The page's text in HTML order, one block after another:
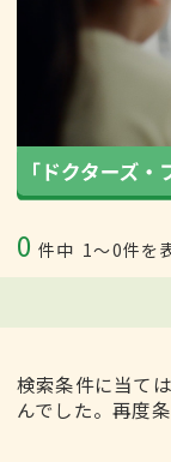
0 件中 1〜0件を
検索条件に当て
んでした。再度